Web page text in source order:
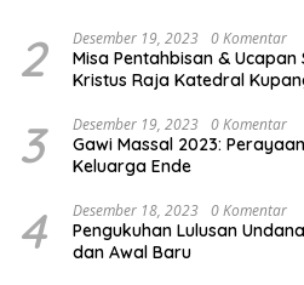
2 Desember 19, 2023 0 Komentar
Misa Pentahbisan &
Kristus Raja Katedral
3 Desember 19, 2023 0 Komentar
Gawi Massal 2023:
Keluarga Ende
4 Desember 18, 2023 0 Komentar
Pengukuhan Lulusan
dan Awal Baru